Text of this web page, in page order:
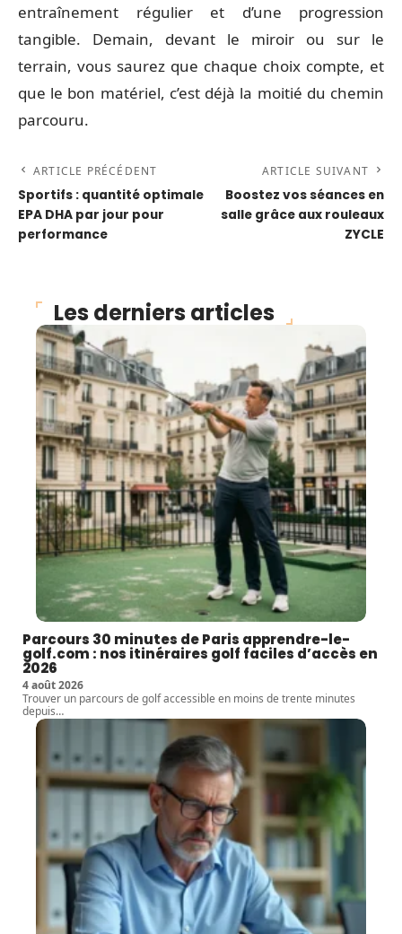
entraînement régulier et d’une progression
tangible. Demain, devant le miroir ou sur le
terrain, vous saurez que chaque choix compte, et
que le bon matériel, c’est déjà la moitié du chemin
parcouru.
ARTICLE PRÉCÉDENT
Sportifs : quantité optimale
EPA DHA par jour pour
performance
ARTICLE SUIVANT
Boostez vos séances en
salle grâce aux rouleaux
ZYCLE
Les derniers articles
Parcours 30 minutes de Paris apprendre-le-
golf.com : nos itinéraires golf faciles d’accès en
2026
4 août 2026
Trouver un parcours de golf accessible en moins de trente minutes
depuis…